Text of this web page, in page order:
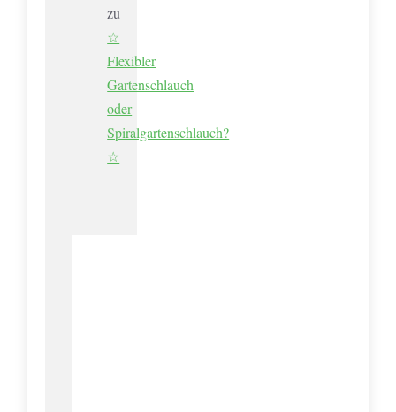
zu
☆
Flexibler
Gartenschlauch
oder
Spiralgartenschlauch?
☆